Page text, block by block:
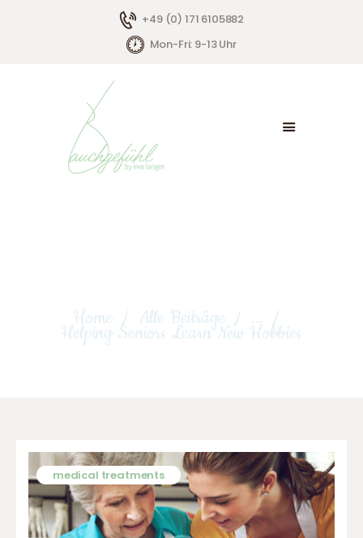
+49 (0) 171 6105882
Mon-Fri: 9-13 Uhr
Home Alle Beiträge ...
Helping Seniors Learn New Hobbies
HOME
ÜBER MICH
ANGEBOTE
KONTAKT
medical treatments